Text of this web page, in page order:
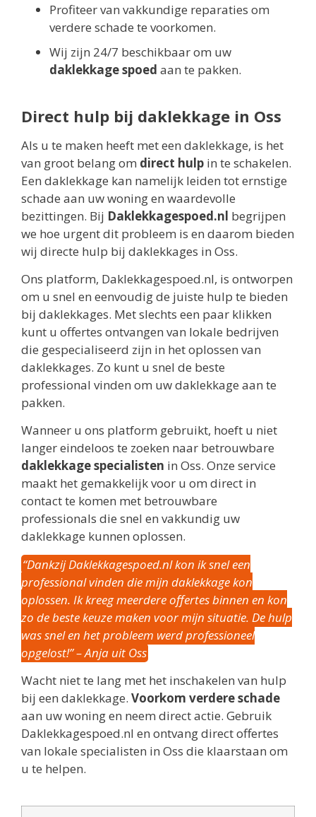
Profiteer van vakkundige reparaties om
verdere schade te voorkomen.
Wij zijn 24/7 beschikbaar om uw
daklekkage spoed aan te pakken.
Direct hulp bij daklekkage in Oss
Als u te maken heeft met een daklekkage, is het
van groot belang om direct hulp in te schakelen.
Een daklekkage kan namelijk leiden tot ernstige
schade aan uw woning en waardevolle
bezittingen. Bij Daklekkagespoed.nl begrijpen
we hoe urgent dit probleem is en daarom bieden
wij directe hulp bij daklekkages in Oss.
Ons platform, Daklekkagespoed.nl, is ontworpen
om u snel en eenvoudig de juiste hulp te bieden
bij daklekkages. Met slechts een paar klikken
kunt u offertes ontvangen van lokale bedrijven
die gespecialiseerd zijn in het oplossen van
daklekkages. Zo kunt u snel de beste
professional vinden om uw daklekkage aan te
pakken.
Wanneer u ons platform gebruikt, hoeft u niet
langer eindeloos te zoeken naar betrouwbare
daklekkage specialisten in Oss. Onze service
maakt het gemakkelijk voor u om direct in
contact te komen met betrouwbare
professionals die snel en vakkundig uw
daklekkage kunnen oplossen.
“Dankzij Daklekkagespoed.nl kon ik snel een
professional vinden die mijn daklekkage kon
oplossen. Ik kreeg meerdere offertes binnen en kon
zo de beste keuze maken voor mijn situatie. De hulp
was snel en het probleem werd professioneel
opgelost!” – Anja uit Oss
Wacht niet te lang met het inschakelen van hulp
bij een daklekkage. Voorkom verdere schade
aan uw woning en neem direct actie. Gebruik
Daklekkagespoed.nl en ontvang direct offertes
van lokale specialisten in Oss die klaarstaan om
u te helpen.